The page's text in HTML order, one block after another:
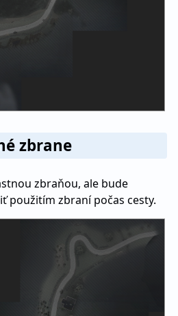
zbrane
zbraňou, ale bude
použitím zbraní počas cesty.